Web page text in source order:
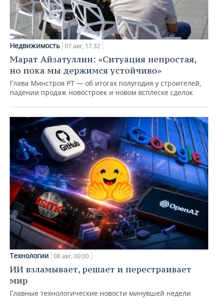
Недвижимость 07 авг, 17:32
Марат Айзатуллин: «Ситуация непростая,
но пока мы держимся устойчиво»
Глава Минстроя РТ — об итогах полугодия у строителей,
падении продаж новостроек и новом всплеске сделок
Технологии 08 авг, 00:00
ИИ взламывает, решает и перестраивает
мир
Главные технологические новости минувшей недели